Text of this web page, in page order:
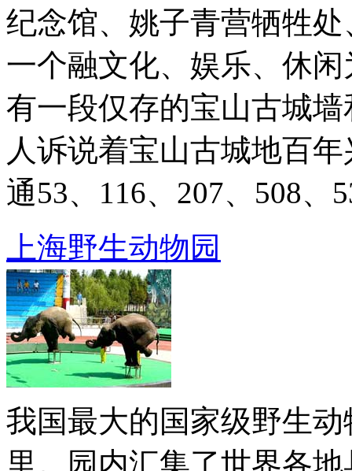
纪念馆、姚子青营牺牲
一个融文化、娱乐、休
有一段仅存的宝山古城
人诉说着宝山古城地百
通53、116、207、508、
上海野生动物园
我国最大的国家级野生
里。园内汇集了世界各